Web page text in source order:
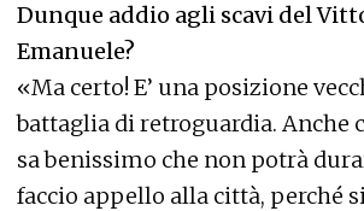
Dunque addio agli scavi del
Emanuele?
«Ma certo! E’ una posizione
battaglia di retroguardia. Anche
sa benissimo che non potrà
faccio appello alla città, perché